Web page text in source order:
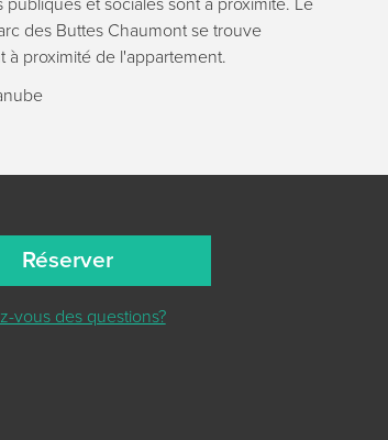
des Buttes Chaumont se trouve
à proximité de l'appartement.
Réserver
vous des questions?